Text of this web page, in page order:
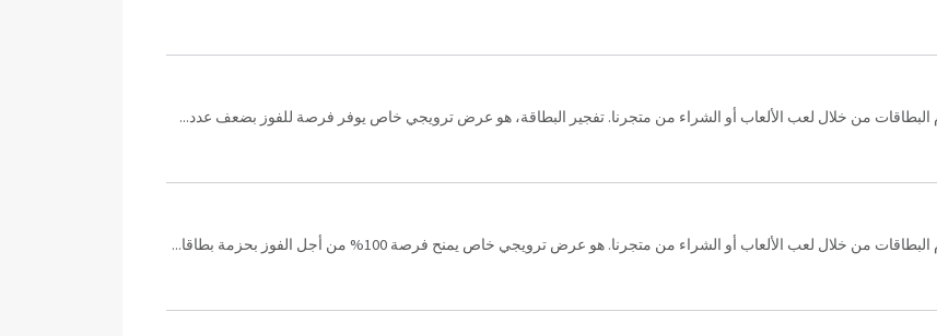
من خلال لعب الألعاب أو الشراء من متجرنا. تفجير البطاقة، هو عرض ترويجي خاص يوفر فرصة للفوز بضعف عدد...
لعب الألعاب أو الشراء من متجرنا. هو عرض ترويجي خاص يمنح فرصة 100% من أجل الفوز بحزمة بطاقا...